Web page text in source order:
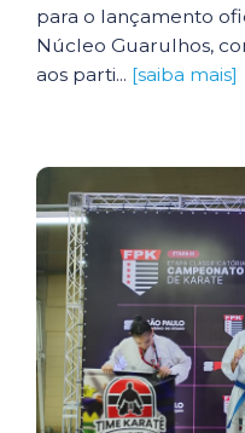
para o lançamento
Núcleo Guarulhos,
aos parti... [saiba mais]